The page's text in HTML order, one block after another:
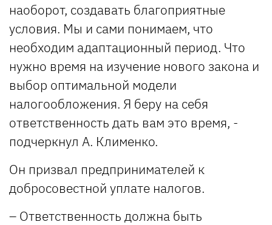
наоборот, создавать благоприятные
условия. Мы и сами понимаем, что
необходим адаптационный период. Что
нужно время на изучение нового закона и
выбор оптимальной модели
налогообложения. Я беру на себя
ответственность дать вам это время, -
подчеркнул А. Клименко.
Он призвал предпринимателей к
добросовестной уплате налогов.
– Ответственность должна быть